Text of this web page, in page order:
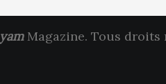
yamMagazine. Tous droits